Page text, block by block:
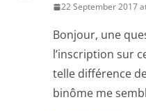
22 September 2017
Bonjour, une
l’inscription sur
telle différence
binôme me